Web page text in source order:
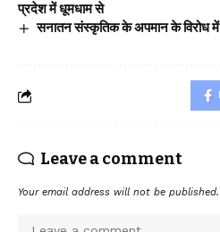
प्रदेश में धूमधाम से
सनातन संस्कृतिक के अपमान के विरोध में
Leave a comment
Your email address will not be published.